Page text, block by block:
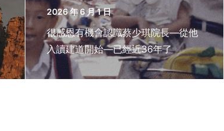
2026 年 6 月 1 日
很感恩有機會認識蔡少琪院長—從他
入讀建道開始—已經近36年了